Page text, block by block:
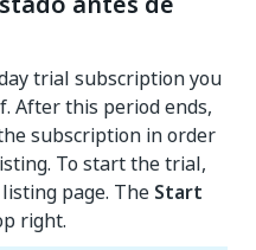
trial subscription you
After this period ends,
subscription in order
To start the trial,
page. The Start
right.